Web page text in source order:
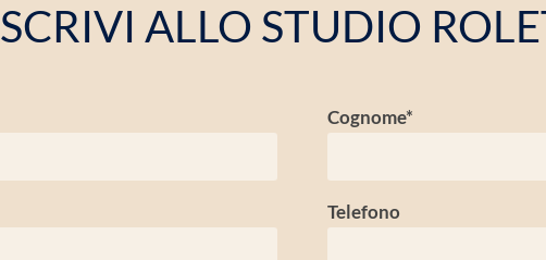
SCRIVI ALLO STUDIO
Cognome*
Telefono